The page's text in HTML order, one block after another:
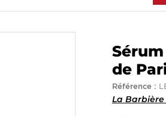
de
Référence :
La Barbière